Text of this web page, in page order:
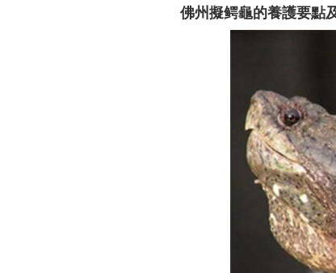
佛州擬鳄龜的養護要點